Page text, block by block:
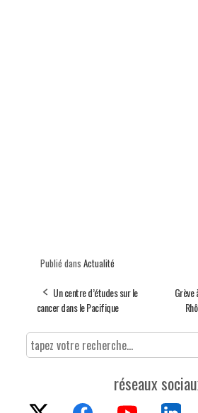
Publié dans Actualité
Un centre d’études sur le
cancer dans le Pacifique
Grève
réseaux